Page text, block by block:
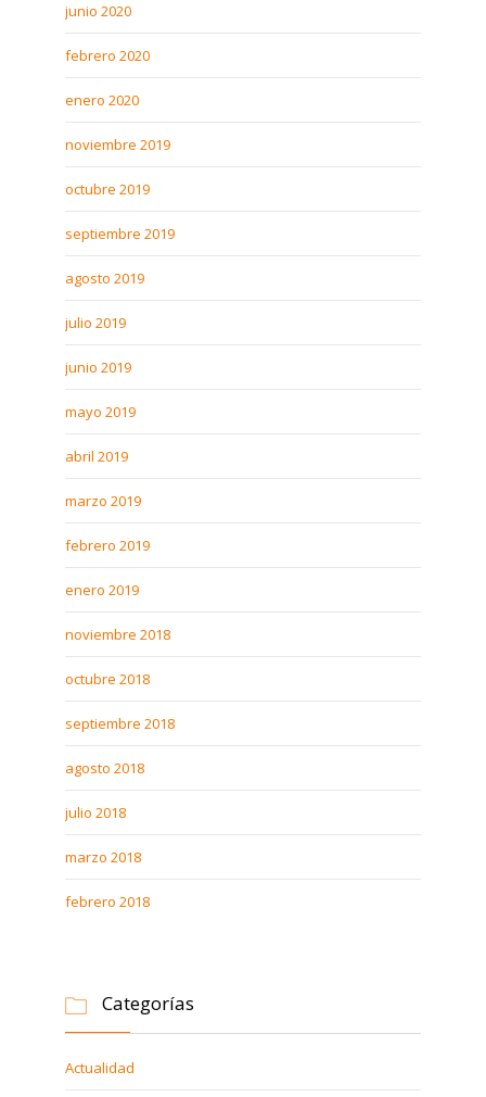
junio 2020
febrero 2020
enero 2020
noviembre 2019
octubre 2019
septiembre 2019
agosto 2019
julio 2019
junio 2019
mayo 2019
abril 2019
marzo 2019
febrero 2019
enero 2019
noviembre 2018
octubre 2018
septiembre 2018
agosto 2018
julio 2018
marzo 2018
febrero 2018
 Categorías
Actualidad